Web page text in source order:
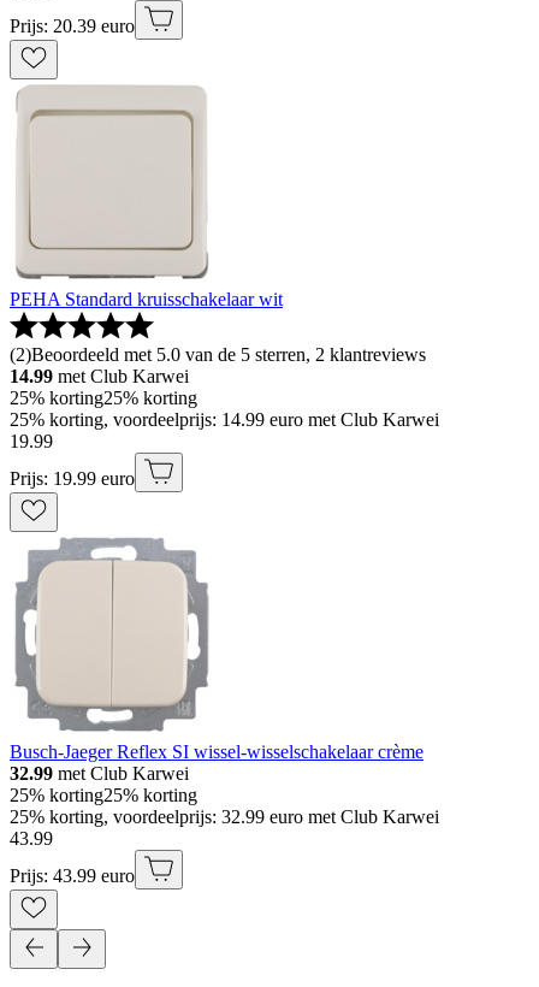
Prijs: 20.39 euro
PEHA Standard kruisschakelaar wit
(2)Beoordeeld met 5.0 van de 5 sterren, 2 klantreviews
14.99 met Club Karwei
25% korting25% korting
25% korting, voordeelprijs: 14.99 euro met Club Karwei
19.99
Prijs: 19.99 euro
Busch-Jaeger Reflex SI wissel-wisselschakelaar crème
32.99 met Club Karwei
25% korting25% korting
25% korting, voordeelprijs: 32.99 euro met Club Karwei
43.99
Prijs: 43.99 euro